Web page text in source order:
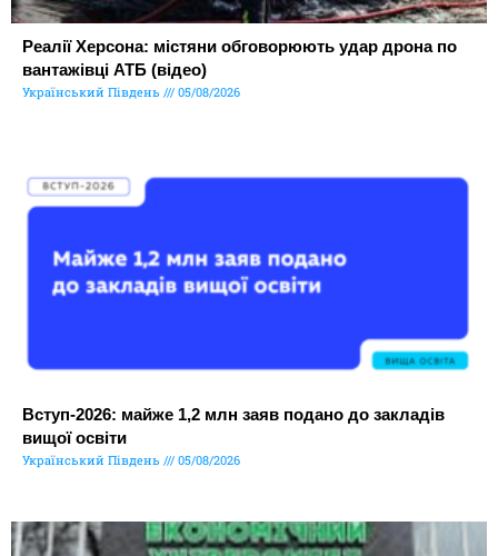
Реалії Херсона: містяни обговорюють удар дрона по
вантажівці АТБ (відео)
Український Південь 05/08/2026
Вступ-2026: майже 1,2 млн заяв подано до закладів
вищої освіти
Український Південь 05/08/2026